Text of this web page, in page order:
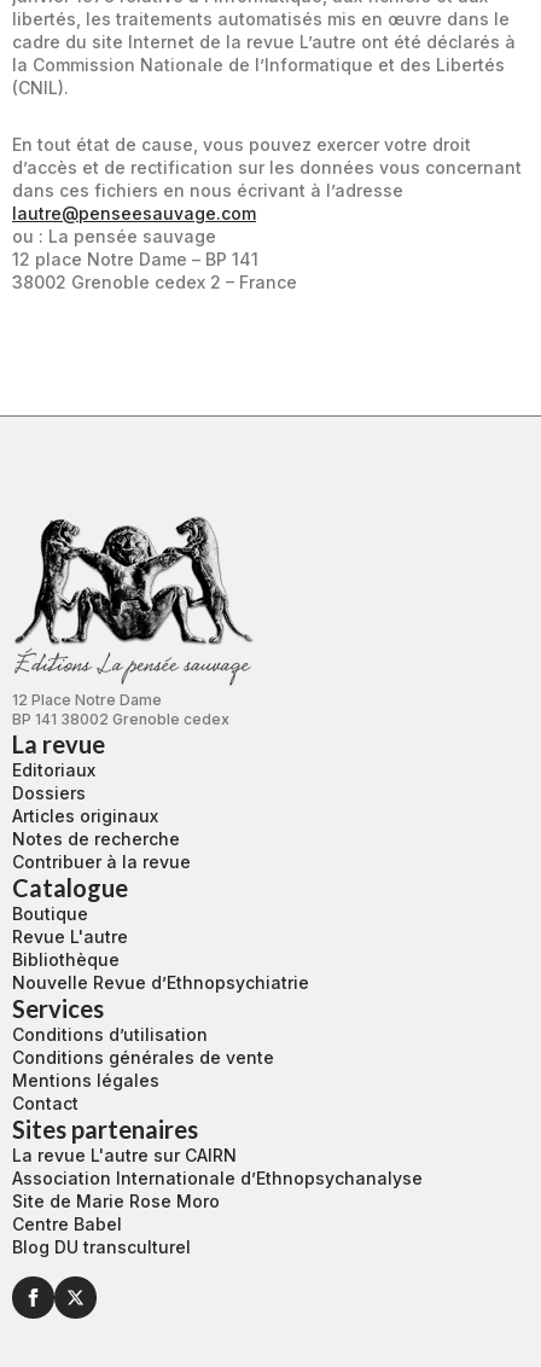
libertés, les traitements automatisés mis en œuvre dans le
cadre du site Internet de la revue L’autre ont été déclarés à
la Commission Nationale de l’Informatique et des Libertés
(CNIL).
En tout état de cause, vous pouvez exercer votre droit
d’accès et de rectification sur les données vous concernant
dans ces fichiers en nous écrivant à l’adresse
lautre@penseesauvage.com
ou : La pensée sauvage
12 place Notre Dame – BP 141
38002 Grenoble cedex 2 – France
12 Place Notre Dame
BP 141 38002 Grenoble cedex
La revue
Editoriaux
Dossiers
Articles originaux
Notes de recherche
Contribuer à la revue
Catalogue
Boutique
Revue L'autre
Bibliothèque
Nouvelle Revue d’Ethnopsychiatrie
Services
Conditions d’utilisation
Conditions générales de vente
Mentions légales
Contact
Sites partenaires
La revue L'autre sur CAIRN
Association Internationale d’Ethnopsychanalyse
Site de Marie Rose Moro
Centre Babel
Blog DU transculturel